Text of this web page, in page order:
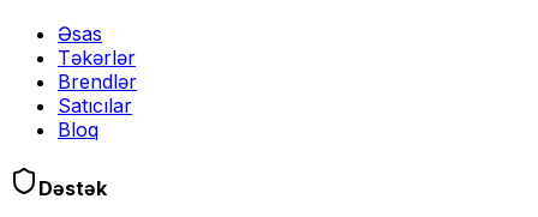
Əsas
Təkərlər
Brendlər
Satıcılar
Bloq
Dəstək